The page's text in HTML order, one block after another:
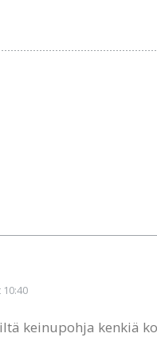
10:40
keinupohja kenkiä